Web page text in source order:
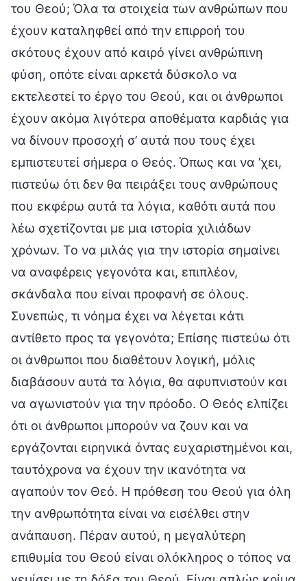
του Θεού; Όλα τα στοιχεία των ανθρώπων που
έχουν καταληφθεί από την επιρροή του
σκότους έχουν από καιρό γίνει ανθρώπινη
φύση, οπότε είναι αρκετά δύσκολο να
εκτελεστεί το έργο του Θεού, και οι άνθρωποι
έχουν ακόμα λιγότερα αποθέματα καρδιάς για
να δίνουν προσοχή σ’ αυτά που τους έχει
εμπιστευτεί σήμερα ο Θεός. Όπως και να ’χει,
πιστεύω ότι δεν θα πειράξει τους ανθρώπους
που εκφέρω αυτά τα λόγια, καθότι αυτά που
λέω σχετίζονται με μια ιστορία χιλιάδων
χρόνων. Το να μιλάς για την ιστορία σημαίνει
να αναφέρεις γεγονότα και, επιπλέον,
σκάνδαλα που είναι προφανή σε όλους.
Συνεπώς, τι νόημα έχει να λέγεται κάτι
αντίθετο προς τα γεγονότα; Επίσης πιστεύω ότι
οι άνθρωποι που διαθέτουν λογική, μόλις
διαβάσουν αυτά τα λόγια, θα αφυπνιστούν και
να αγωνιστούν για την πρόοδο. Ο Θεός ελπίζει
ότι οι άνθρωποι μπορούν να ζουν και να
εργάζονται ειρηνικά όντας ευχαριστημένοι και,
ταυτόχρονα να έχουν την ικανότητα να
αγαπούν τον Θεό. Η πρόθεση του Θεού για όλη
την ανθρωπότητα είναι να εισέλθει στην
ανάπαυση. Πέραν αυτού, η μεγαλύτερη
επιθυμία του Θεού είναι ολόκληρος ο τόπος να